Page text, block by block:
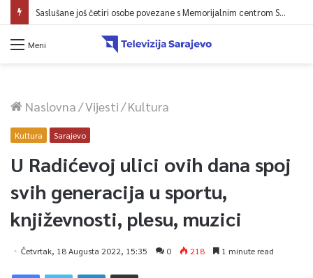
Saslušane još četiri osobe povezane s Memorijalnim centrom Srebrenica, na spisku ukupno 26
Meni
Naslovna/Vijesti/Kultura
Kultura Sarajevo
U Radićevoj ulici ovih dana spoj
svih generacija u sportu,
književnosti, plesu, muzici
Četvrtak, 18 Augusta 2022, 15:35 0 218 1 minute read